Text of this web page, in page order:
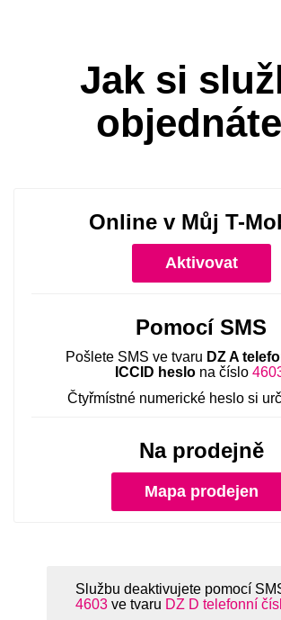
Jak si
Online v Můj T-
Aktivovat
Pomocí SMS
Pošlete SMS ve tvaru DZ A
ICCID heslona číslo
Čtyřmístné numerické heslo si
Na prodejně
Mapa prodejen
Službu deaktivujete pomocí
4603 ve tvaru DZ D telefonní